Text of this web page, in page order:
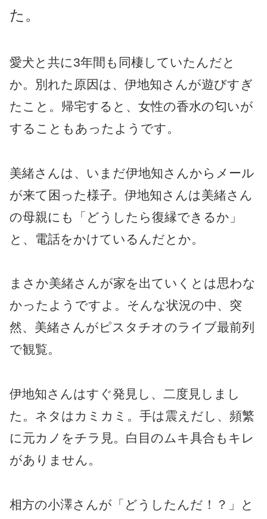
た。
愛犬と共に3年間も同棲していたんだと
か。別れた原因は、伊地知さんが遊びすぎ
たこと。帰宅すると、女性の香水の匂いが
することもあったようです。
美緒さんは、いまだ伊地知さんからメール
が来て困った様子。伊地知さんは美緒さん
の母親にも「どうしたら復縁できるか」
と、電話をかけているんだとか。
まさか美緒さんが家を出ていくとは思わな
かったようですよ。そんな状況の中、突
然、美緒さんがピスタチオのライブ最前列
で観覧。
伊地知さんはすぐ発見し、二度見しまし
た。ネタはカミカミ。手は震えだし、頻繁
に元カノをチラ見。白目のムキ具合もキレ
がありません。
相方の小澤さんが「どうしたんだ！？」と